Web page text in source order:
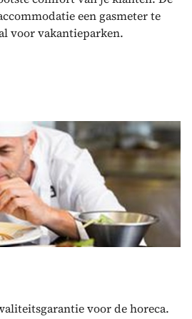
een gasmeter te
voor vakantieparken.
voor de horeca.